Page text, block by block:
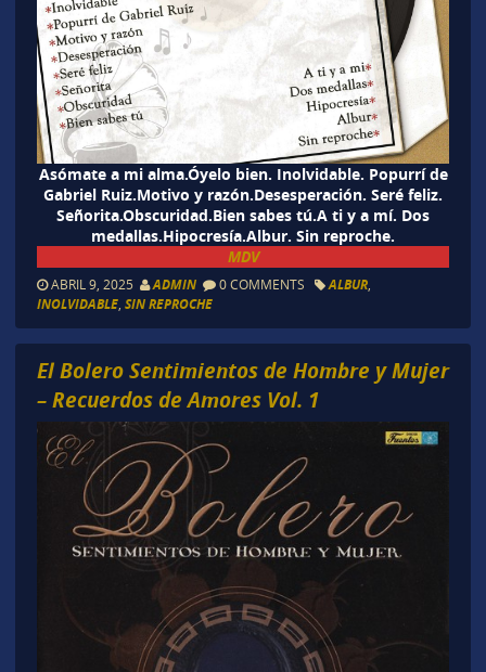
Asómate a mi alma.Óyelo bien. Inolvidable. Popurrí de
Gabriel Ruiz.Motivo y razón.Desesperación. Seré feliz.
Señorita.Obscuridad.Bien sabes tú.A ti y a mí. Dos
medallas.Hipocresía.Albur. Sin reproche.
MDV
ABRIL 9, 2025 ADMIN 0 COMMENTS ALBUR,
INOLVIDABLE, SIN REPROCHE
El Bolero Sentimientos de Hombre y Mujer
– Recuerdos de Amores Vol. 1